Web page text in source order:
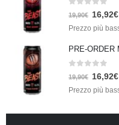
Su 5
19,90€ 16,92€
Prezzo più
Su 5
19,90€ 16,92€
Prezzo più